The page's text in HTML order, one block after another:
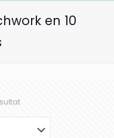
en 10